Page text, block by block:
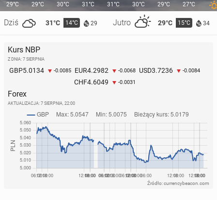
29°C
Dziś 31°C 14°C 29 Jutro 29°C 15°C 34
29°C 30°C 31°C 31°C 30°C 29°C 27°C
Kurs NBP
Z DNIA: 7 SIERPNIA
GBP5.0134 -0.0085 EUR4.2982 -0.0068 USD3.7236 -0.0084
CHF4.6049 -0.0031
Forex
AKTUALIZACJA: 7 SIERPNIA, 22:00
Źródło: currencybeacon.com